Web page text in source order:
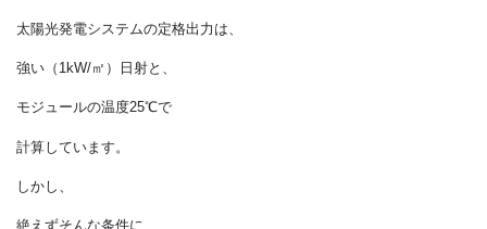
もちろん環境への
貢献にもなります。
＿＿雪国など、
明らかに太陽光発電が
向いていないような